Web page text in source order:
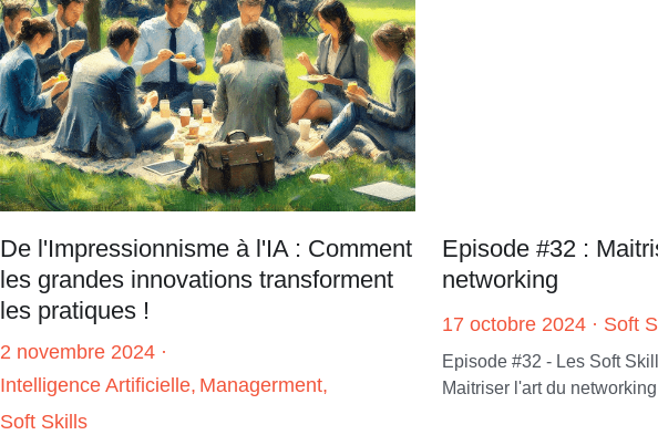
De l'Impressionnisme à l'IA : Comment
les grandes innovations transforment
les pratiques !
2 novembre 2024·
Intelligence Artificielle, Managerment,
Soft Skills
Episode #32 :
networking
17 octobre 2024· Soft
Episode #32 - Les Soft
Maitriser l'art du